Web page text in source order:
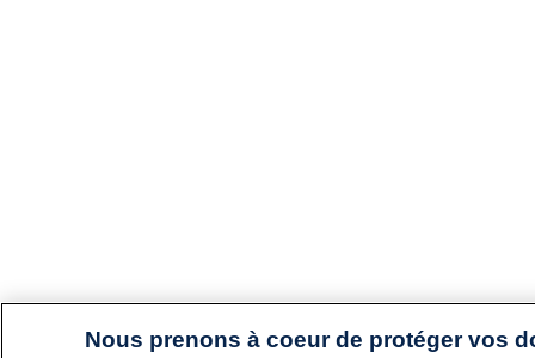
Nous prenons à coeur de protéger vos